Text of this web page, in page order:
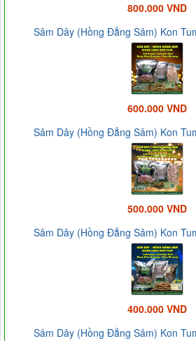
800.000 VND
Sâm Dây (Hồng Đẳng Sâm) Kon
600.000 VND
Sâm Dây (Hồng Đẳng Sâm) Kon
500.000 VND
Sâm Dây (Hồng Đẳng Sâm) Kon
400.000 VND
Sâm Dây (Hồng Đẳng Sâm) Kon